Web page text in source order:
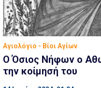
Αγιολόγιο - Βίοι Αγίων
Ο Όσιος Νήφων ο
την κοίμησή του